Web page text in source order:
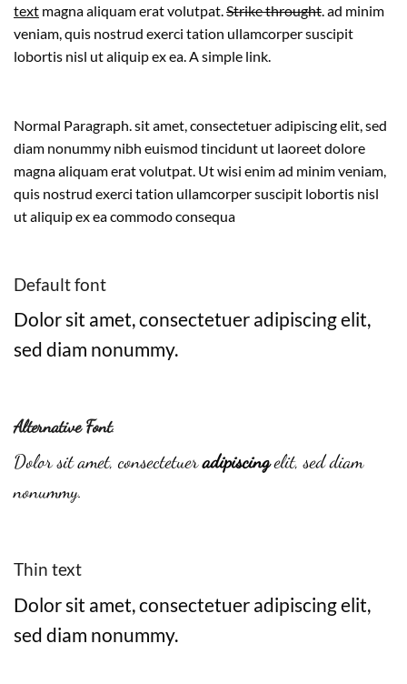
text magna aliquam erat volutpat.Strike throught. ad minim
veniam, quis nostrud exerci tation ullamcorper suscipit
lobortis nisl ut aliquip ex ea.A simple link.
Normal Paragraph. sit amet, consectetuer adipiscing elit, sed
diam nonummy nibh euismod tincidunt ut laoreet dolore
magna aliquam erat volutpat. Ut wisi enim ad minim veniam,
quis nostrud exerci tation ullamcorper suscipit lobortis nisl
ut aliquip ex ea commodo consequa
Default font
Dolor sit amet, consectetuer adipiscing elit,
sed diam nonummy.
Alternative Font.
Dolor sit amet, consectetueradipiscingelit, sed diam
nonummy.
Thin text
Dolor sit amet, consectetuer adipiscing elit,
sed diam nonummy.